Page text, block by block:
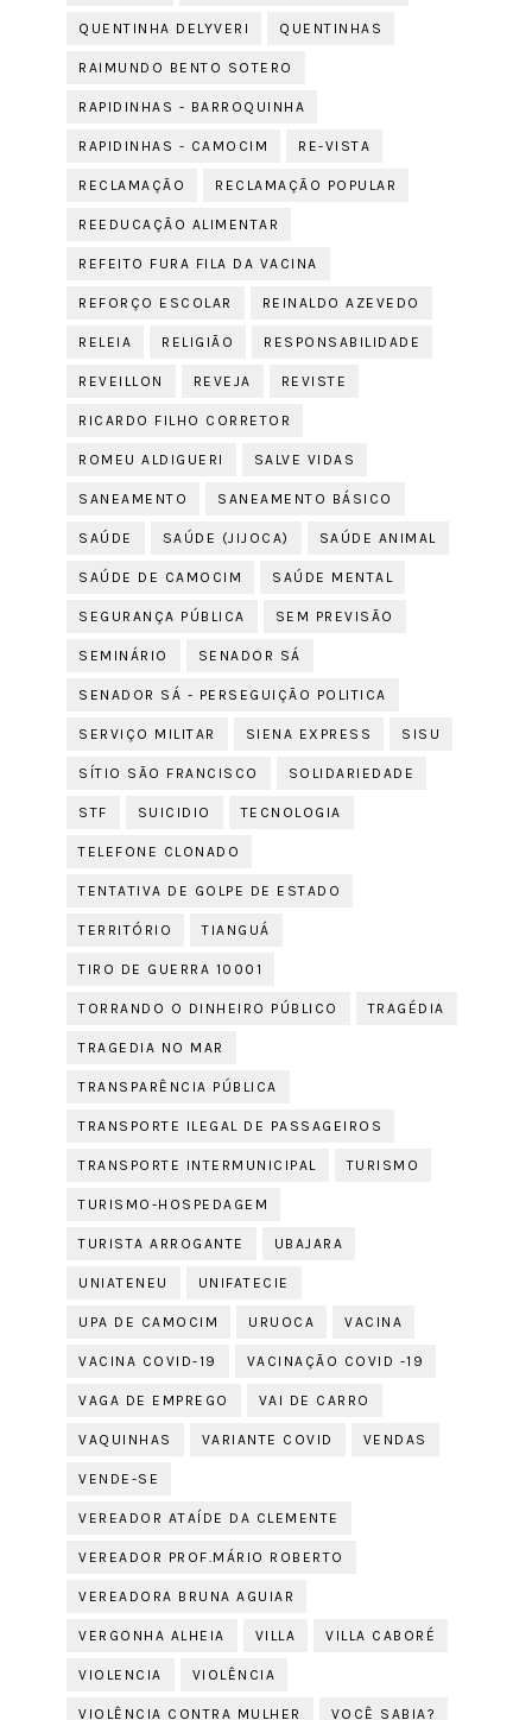
QUENTINHA DELYVERI QUENTINHAS
RAIMUNDO BENTO SOTERO
RAPIDINHAS - BARROQUINHA
RAPIDINHAS - CAMOCIM RE-VISTA
RECLAMAÇÃO RECLAMAÇÃO POPULAR
REEDUCAÇÃO ALIMENTAR
REFEITO FURA FILA DA VACINA
REFORÇO ESCOLAR REINALDO AZEVEDO
RELEIA RELIGIÃO RESPONSABILIDADE
REVEILLON REVEJA REVISTE
RICARDO FILHO CORRETOR
ROMEU ALDIGUERI SALVE VIDAS
SANEAMENTO SANEAMENTO BÁSICO
SAÚDE SAÚDE (JIJOCA) SAÚDE ANIMAL
SAÚDE DE CAMOCIM SAÚDE MENTAL
SEGURANÇA PÚBLICA SEM PREVISÃO
SEMINÁRIO SENADOR SÁ
SENADOR SÁ - PERSEGUIÇÃO POLITICA
SERVIÇO MILITAR SIENA EXPRESS SISU
SÍTIO SÃO FRANCISCO SOLIDARIEDADE
STF SUICIDIO TECNOLOGIA
TELEFONE CLONADO
TENTATIVA DE GOLPE DE ESTADO
TERRITÓRIO TIANGUÁ
TIRO DE GUERRA 10001
TORRANDO O DINHEIRO PÚBLICO TRAGÉDIA
TRAGEDIA NO MAR
TRANSPARÊNCIA PÚBLICA
TRANSPORTE ILEGAL DE PASSAGEIROS
TRANSPORTE INTERMUNICIPAL TURISMO
TURISMO-HOSPEDAGEM
TURISTA ARROGANTE UBAJARA
UNIATENEU UNIFATECIE
UPA DE CAMOCIM URUOCA VACINA
VACINA COVID-19 VACINAÇÃO COVID -19
VAGA DE EMPREGO VAI DE CARRO
VAQUINHAS VARIANTE COVID VENDAS
VENDE-SE
VEREADOR ATAÍDE DA CLEMENTE
VEREADOR PROF.MÁRIO ROBERTO
VEREADORA BRUNA AGUIAR
VERGONHA ALHEIA VILLA VILLA CABORÉ
VIOLENCIA VIOLÊNCIA
VIOLÊNCIA CONTRA MULHER VOCÊ SABIA?